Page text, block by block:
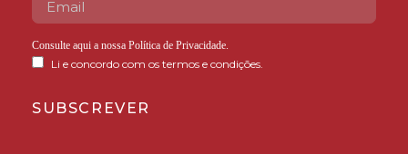
Consulte aqui a nossa Política de Privacidade.
Li e concordo com os termos e condições.